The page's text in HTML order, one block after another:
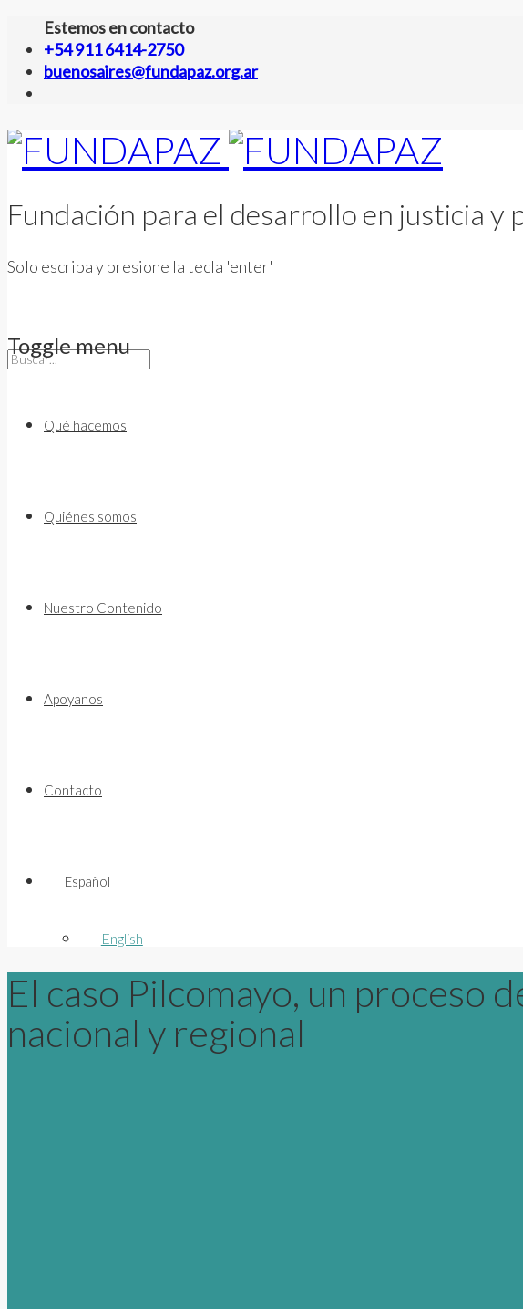
Estemos en contacto
+54 911 6414-2750
buenosaires@fundapaz.org.ar
Fundación para el desarrollo en justicia y
Solo escriba y presione la tecla 'enter'
Toggle menu
contentQué hacemos
Quiénes somos
Nuestro Contenido
Apoyanos
Contacto
Español
English
El caso Pilcomayo, un proceso
nacional y regional